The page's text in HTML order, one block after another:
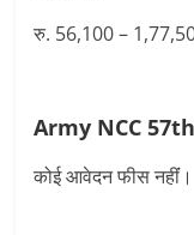
रु. 56,100 –
Army NCC
कोई आवेदन फीस नहींं।